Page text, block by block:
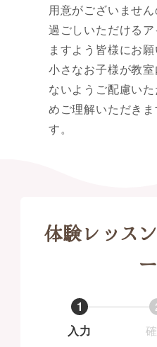
用意がございませ
過ごしいただける
ますよう皆様にお
小さなお子様が教
ないようご配慮い
めご理解いただき
す。
体験レッス
1
入力